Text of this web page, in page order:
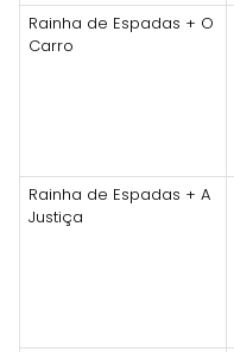
Rainha de Espadas + O
Carro
Rainha de Espadas + A
Justiça